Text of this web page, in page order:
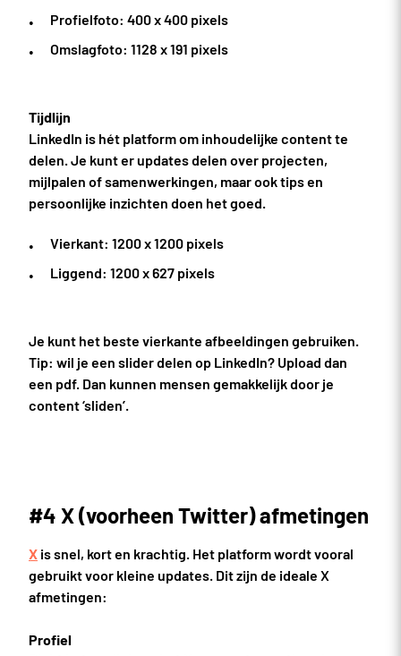
Profielfoto: 400 x 400 pixels
Omslagfoto: 1128 x 191 pixels
Tijdlijn
LinkedIn is hét platform om inhoudelijke content te
delen. Je kunt er updates delen over projecten,
mijlpalen of samenwerkingen, maar ook tips en
persoonlijke inzichten doen het goed.
Vierkant: 1200 x 1200 pixels
Liggend: 1200 x 627 pixels
Je kunt het beste vierkante afbeeldingen gebruiken.
Tip: wil je een slider delen op LinkedIn? Upload dan
een pdf. Dan kunnen mensen gemakkelijk door je
content ‘sliden’.
#4 X (voorheen Twitter) afmetingen
X is snel, kort en krachtig. Het platform wordt vooral
gebruikt voor kleine updates. Dit zijn de ideale X
afmetingen:
Profiel